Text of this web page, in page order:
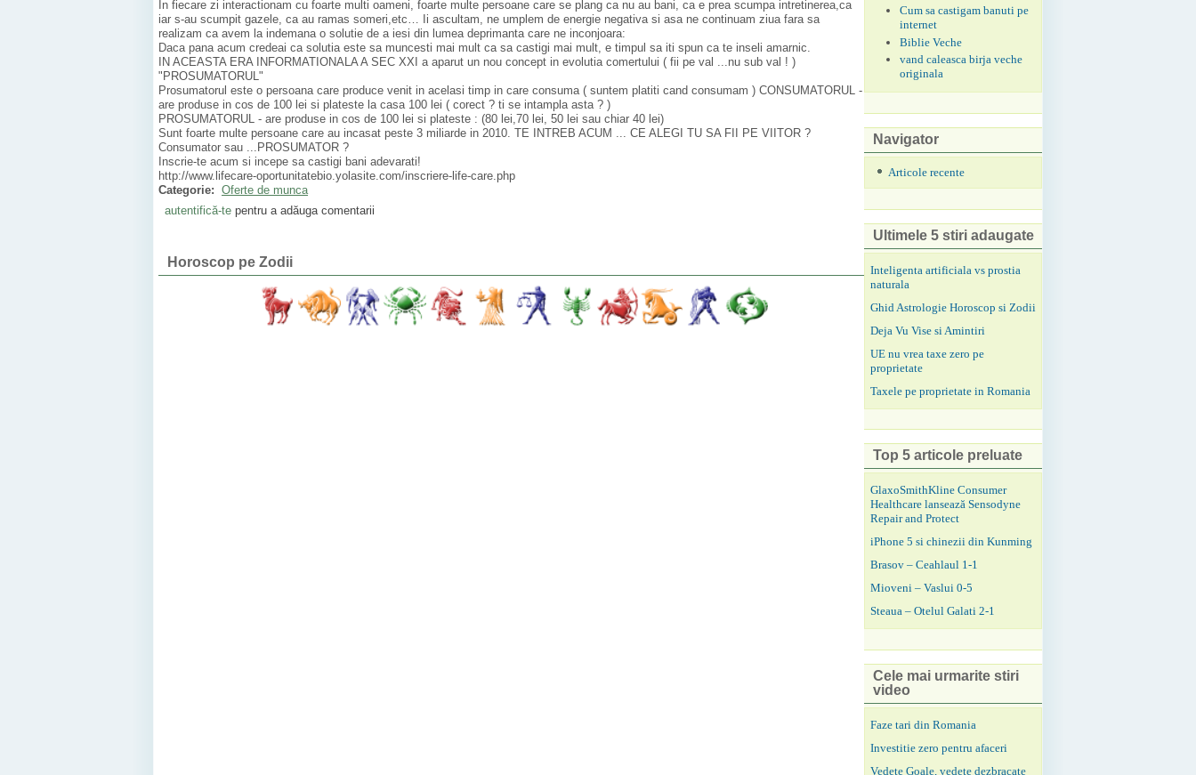
In fiecare zi interactionam cu foarte multi oameni, foarte multe persoane care se plang ca nu au bani, ca e prea scumpa intretinerea,ca
iar s-au scumpit gazele, ca au ramas someri,etc… Ii ascultam, ne umplem de energie negativa si asa ne continuam ziua fara sa
realizam ca avem la indemana o solutie de a iesi din lumea deprimanta care ne inconjoara:
Daca pana acum credeai ca solutia este sa muncesti mai mult ca sa castigi mai mult, e timpul sa iti spun ca te inseli amarnic.
IN ACEASTA ERA INFORMATIONALA A SEC XXI a aparut un nou concept in evolutia comertului ( fii pe val ...nu sub val ! )
"PROSUMATORUL"
Prosumatorul este o persoana care produce venit in acelasi timp in care consuma ( suntem platiti cand consumam ) CONSUMATORUL -
are produse in cos de 100 lei si plateste la casa 100 lei ( corect ? ti se intampla asta ? )
PROSUMATORUL - are produse in cos de 100 lei si plateste : (80 lei,70 lei, 50 lei sau chiar 40 lei)
Sunt foarte multe persoane care au incasat peste 3 miliarde in 2010. TE INTREB ACUM ... CE ALEGI TU SA FII PE VIITOR ?
Consumator sau ...PROSUMATOR ?
Inscrie-te acum si incepe sa castigi bani adevarati!
http://www.lifecare-oportunitatebio.yolasite.com/inscriere-life-care.php
Categorie: Oferte de munca
autentifică-tepentru a adăuga comentarii
Horoscop pe Zodii
Cum sa castigam banuti pe
internet
Biblie Veche
vand caleasca birja veche
originala
Navigator
Articole recente
Ultimele 5 stiri adaugate
Inteligenta artificiala vs prostia
naturala
Ghid Astrologie Horoscop si Zodii
Deja Vu Vise si Amintiri
UE nu vrea taxe zero pe
proprietate
Taxele pe proprietate in Romania
Top 5 articole preluate
GlaxoSmithKline Consumer
Healthcare lansează Sensodyne
Repair and Protect
iPhone 5 si chinezii din Kunming
Brasov – Ceahlaul 1-1
Mioveni – Vaslui 0-5
Steaua – Otelul Galati 2-1
Cele mai urmarite stiri
video
Faze tari din Romania
Investitie zero pentru afaceri
Vedete Goale, vedete dezbracate